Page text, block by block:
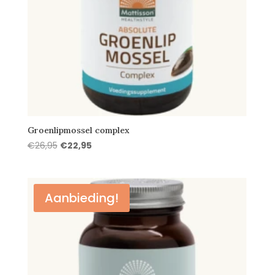
Groenlipmossel complex
€26,95 Oorspronkelijke
€26,95.
€22,95Huidige
€22,95.
Aanbieding!